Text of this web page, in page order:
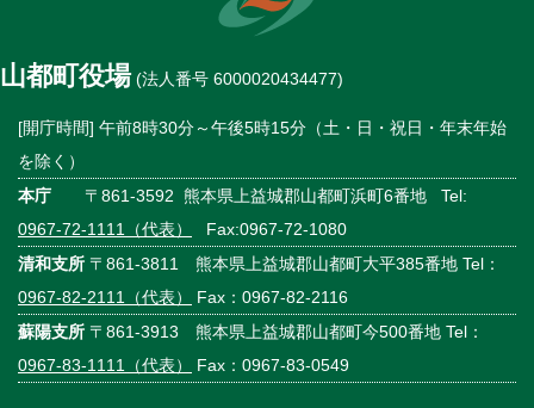
山都町役場(法人番号 6000020434477)
[開庁時間] 午前8時30分～午後5時15分（土・日・祝日・年末年始
を除く）
本庁 〒861-3592 熊本県上益城郡山都町浜町6番地 Tel:
0967-72-1111（代表）
Fax:0967-72-1080
清和支所 〒861-3811 熊本県上益城郡山都町大平385番地 Tel：
0967-82-2111（代表）
Fax：0967-82-2116
蘇陽支所 〒861-3913 熊本県上益城郡山都町今500番地 Tel：
0967-83-1111（代表）
Fax：0967-83-0549